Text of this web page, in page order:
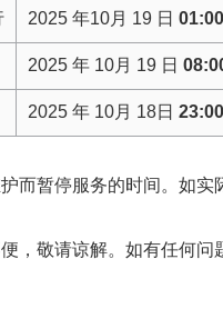
2025 年10月 19 日
2025 年 10月 19 日
2025 年 10月 18日 23:00
而暂停服务的时间。如
，敬请谅解。如有任何